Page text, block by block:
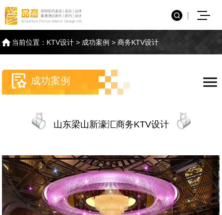
当前位置： KTV设计 > 成功案例 >商务KTV设计
成功案例
山东梁山新濠汇商务KTV设计